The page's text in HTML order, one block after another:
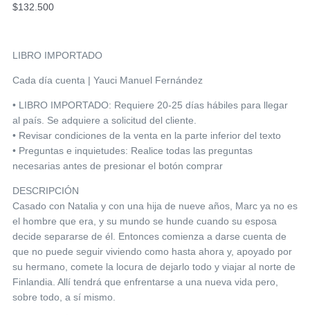
$132.500
LIBRO IMPORTADO
Cada día cuenta | Yauci Manuel Fernández
• LIBRO IMPORTADO: Requiere 20-25 días hábiles para llegar
al país. Se adquiere a solicitud del cliente.
• Revisar condiciones de la venta en la parte inferior del texto
• Preguntas e inquietudes: Realice todas las preguntas
necesarias antes de presionar el botón comprar
DESCRIPCIÓN
Casado con Natalia y con una hija de nueve años, Marc ya no es
el hombre que era, y su mundo se hunde cuando su esposa
decide separarse de él. Entonces comienza a darse cuenta de
que no puede seguir viviendo como hasta ahora y, apoyado por
su hermano, comete la locura de dejarlo todo y viajar al norte de
Finlandia. Allí tendrá que enfrentarse a una nueva vida pero,
sobre todo, a sí mismo.